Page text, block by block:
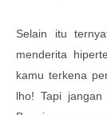
Selain itu
menderita
kamu terkena
lho! Tapi jangan